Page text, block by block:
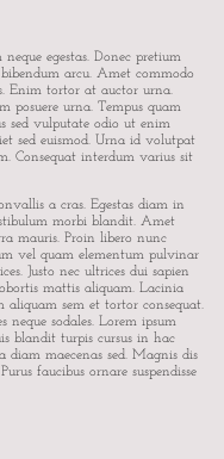
egestas. Donec pretium
arcu. Amet commodo
Enim tortor at auctor urna.
posuere urna. Tempus quam
sed vulputate odio ut enim
sed euismod. Urna id volutpat
Consequat interdum varius sit
a cras. Egestas diam in
morbi blandit. Amet
mauris. Proin libero nunc
vel quam elementum pulvinar
Justo nec ultrices dui sapien
mattis aliquam. Lacinia
aliquam sem et tortor consequat.
neque sodales. Lorem ipsum
blandit turpis cursus in hac
diam maecenas sed. Magnis dis
faucibus ornare suspendisse